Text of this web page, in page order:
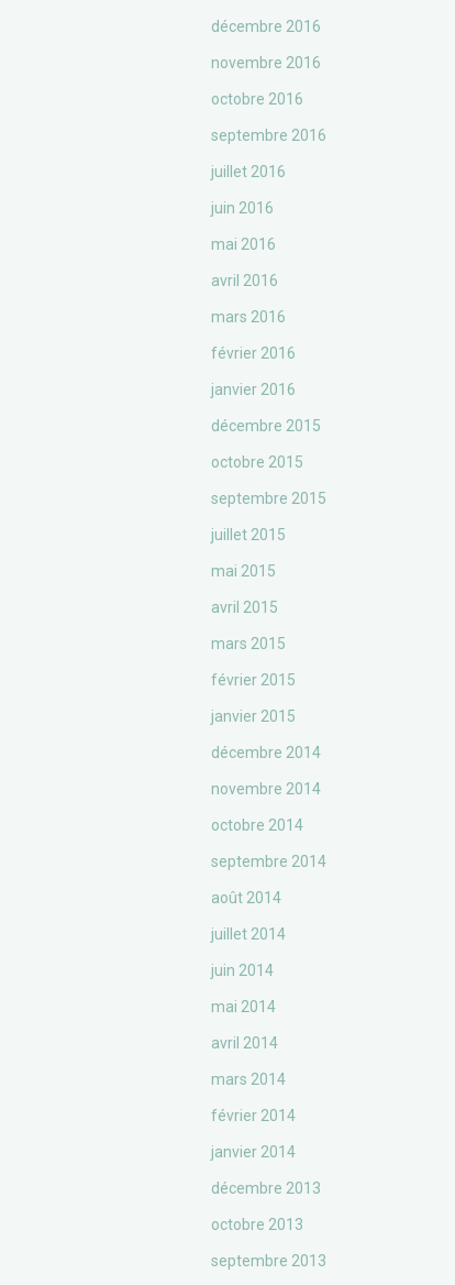
décembre 2016
novembre 2016
octobre 2016
septembre 2016
juillet 2016
juin 2016
mai 2016
avril 2016
mars 2016
février 2016
janvier 2016
décembre 2015
octobre 2015
septembre 2015
juillet 2015
mai 2015
avril 2015
mars 2015
février 2015
janvier 2015
décembre 2014
novembre 2014
octobre 2014
septembre 2014
août 2014
juillet 2014
juin 2014
mai 2014
avril 2014
mars 2014
février 2014
janvier 2014
décembre 2013
octobre 2013
septembre 2013